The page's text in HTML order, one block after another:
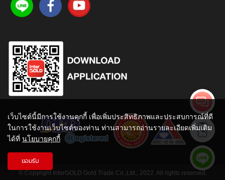
© Copyright InterGOLD Gold Trade Co.,Ltd., 2022. All rights reserved.
เว็บไซต์นี้มีการใช้งานคุกกี้ เพื่อเพิ่มประสิทธิภาพและประสบการณ์ที่ดี
ในการใช้งานเว็บไซต์ของท่าน ท่านสามารถอ่านรายละเอียดเพิ่มเติม
ได้ที่ นโยบายคุกกี้
ยอมรับ